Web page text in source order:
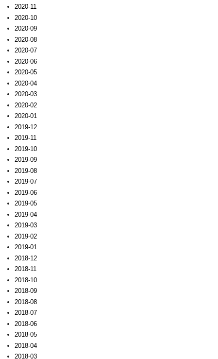
2020-11
2020-10
2020-09
2020-08
2020-07
2020-06
2020-05
2020-04
2020-03
2020-02
2020-01
2019-12
2019-11
2019-10
2019-09
2019-08
2019-07
2019-06
2019-05
2019-04
2019-03
2019-02
2019-01
2018-12
2018-11
2018-10
2018-09
2018-08
2018-07
2018-06
2018-05
2018-04
2018-03